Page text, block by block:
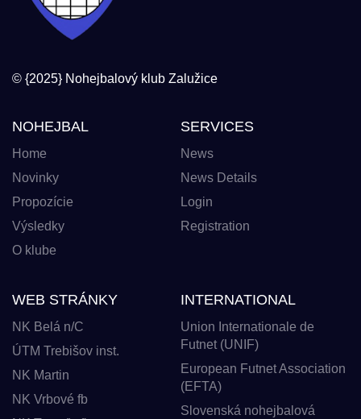
© {2025} Nohejbalový klub Zalužice
NOHEJBAL
Home
Novinky
Propozície
Výsledky
O klube
SERVICES
News
News Details
Login
Registration
WEB STRÁNKY
NK Belá n/C
ÚTM Trebišov inst.
NK Martin
NK Vrbové fb
INTERNATIONAL
Union Internationale de
Futnet (UNIF)
European Futnet Association
(EFTA)
Slovenská nohejbalová